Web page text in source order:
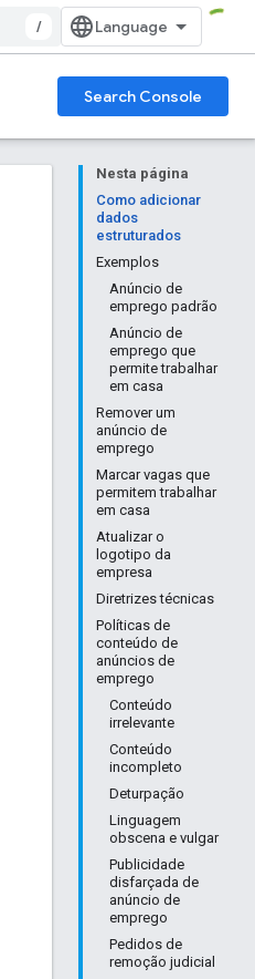
/
Search Console
Nesta página
Como adicionar
dados
estruturados
Exemplos
Anúncio de
emprego padrão
Anúncio de
emprego que
permite trabalhar
em casa
Remover um
anúncio de
emprego
Marcar vagas que
permitem trabalhar
em casa
Atualizar o
logotipo da
empresa
Diretrizes técnicas
Políticas de
conteúdo de
anúncios de
emprego
Conteúdo
irrelevante
Conteúdo
incompleto
Deturpação
Linguagem
obscena e vulgar
Publicidade
disfarçada de
anúncio de
emprego
Pedidos de
remoção judicial